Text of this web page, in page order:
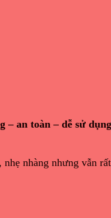
– an toàn – dễ sử dụng
nhàng nhưng vẫn